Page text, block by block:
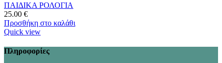
ΠΑΙΔΙΚΑ ΡΟΛΟΓΙΑ
25.00 €
Προσθήκη στο καλάθι
Quick view
Πληροφορίες